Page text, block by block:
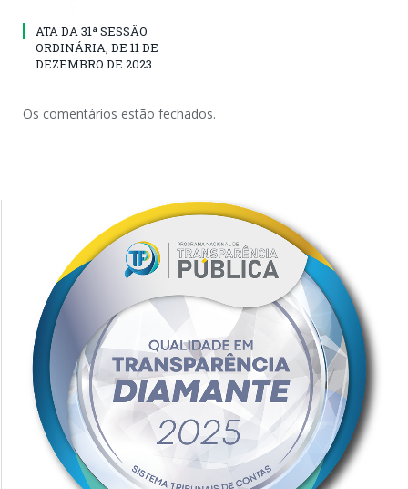
ATA DA 31ª SESSÃO
ORDINÁRIA, DE 11 DE
DEZEMBRO DE 2023
Os comentários estão fechados.